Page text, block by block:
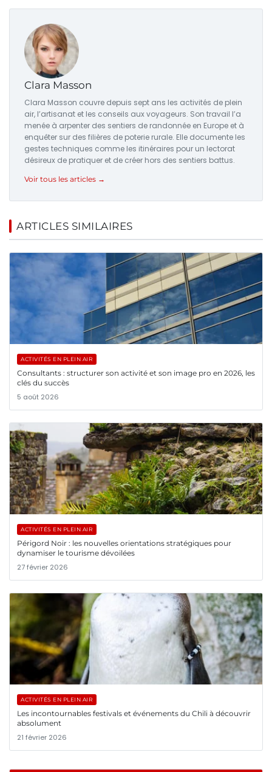
Clara Masson
Clara Masson couvre depuis sept ans les activités de plein
air, l’artisanat et les conseils aux voyageurs. Son travail l’a
menée à arpenter des sentiers de randonnée en Europe et à
enquêter sur des filières de poterie rurale. Elle documente les
gestes techniques comme les itinéraires pour un lectorat
désireux de pratiquer et de créer hors des sentiers battus.
Voir tous les articles →
ARTICLES SIMILAIRES
ACTIVITÉS EN PLEIN AIR
Consultants : structurer son activité et son image pro en 2026, les
clés du succès
5 août 2026
ACTIVITÉS EN PLEIN AIR
Périgord Noir : les nouvelles orientations stratégiques pour
dynamiser le tourisme dévoilées
27 février 2026
ACTIVITÉS EN PLEIN AIR
Les incontournables festivals et événements du Chili à découvrir
absolument
21 février 2026